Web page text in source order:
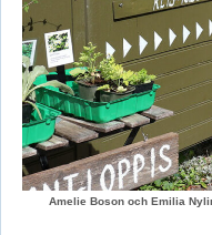
Amelie Boson och Emilia